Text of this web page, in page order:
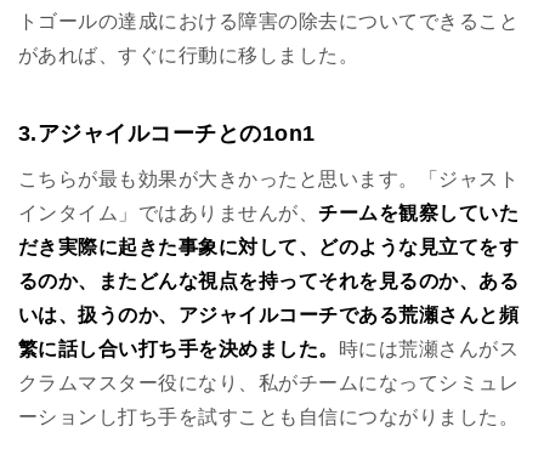
トゴールの達成における障害の除去についてできること
があれば、すぐに行動に移しました。
3.アジャイルコーチとの1on1
こちらが最も効果が大きかったと思います。「ジャスト
インタイム」ではありませんが、チームを観察していた
だき実際に起きた事象に対して、どのような見立てをす
るのか、またどんな視点を持ってそれを見るのか、ある
いは、扱うのか、アジャイルコーチである荒瀬さんと頻
繁に話し合い打ち手を決めました。 時には荒瀬さんがス
クラムマスター役になり、私がチームになってシミュレ
ーションし打ち手を試すことも自信につながりました。